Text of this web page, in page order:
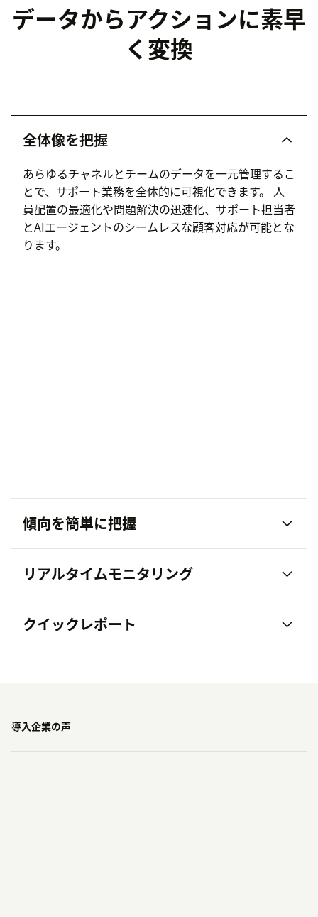
データからアクションに素早
く変換
全体像を把握
あらゆるチャネルとチームのデータを一元管理するこ
とで、サポート業務を全体的に可視化できます。 人
員配置の最適化や問題解決の迅速化、サポート担当者
とAIエージェントのシームレスな顧客対応が可能とな
ります。
傾向を簡単に把握
リアルタイムモニタリング
クイックレポート
導入企業の声